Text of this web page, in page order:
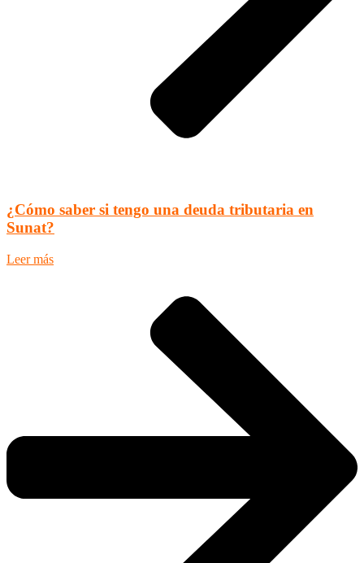
¿Cómo saber si tengo una deuda tributaria en
Sunat?
Leer más